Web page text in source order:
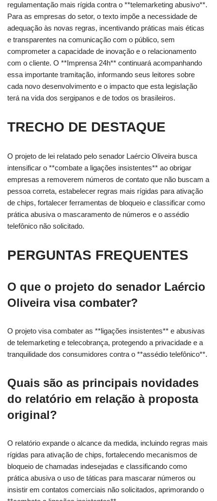
regulamentação mais rígida contra o **telemarketing abusivo**.
Para as empresas do setor, o texto impõe a necessidade de
adequação às novas regras, incentivando práticas mais éticas
e transparentes na comunicação com o público, sem
comprometer a capacidade de inovação e o relacionamento
com o cliente. O **Imprensa 24h** continuará acompanhando
essa importante tramitação, informando seus leitores sobre
cada novo desenvolvimento e o impacto que esta legislação
terá na vida dos sergipanos e de todos os brasileiros.
TRECHO DE DESTAQUE
O projeto de lei relatado pelo senador Laércio Oliveira busca
intensificar o **combate a ligações insistentes** ao obrigar
empresas a removerem números de contato que não buscam a
pessoa correta, estabelecer regras mais rígidas para ativação
de chips, fortalecer ferramentas de bloqueio e classificar como
prática abusiva o mascaramento de números e o assédio
telefônico não solicitado.
PERGUNTAS FREQUENTES
O que o projeto do senador Laércio
Oliveira visa combater?
O projeto visa combater as **ligações insistentes** e abusivas
de telemarketing e telecobrança, protegendo a privacidade e a
tranquilidade dos consumidores contra o **assédio telefônico**.
Quais são as principais novidades
do relatório em relação à proposta
original?
O relatório expande o alcance da medida, incluindo regras mais
rígidas para ativação de chips, fortalecendo mecanismos de
bloqueio de chamadas indesejadas e classificando como
prática abusiva o uso de táticas para mascarar números ou
insistir em contatos comerciais não solicitados, aprimorando o